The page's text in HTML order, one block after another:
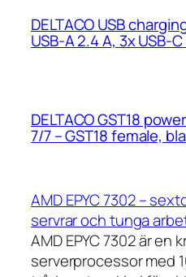
DELTACO USB
USB-A 2.4 A, 3x USB-
DELTACO GST18
7/7 – GST18 female,
AMD EPYC 7302 –
servrar och tunga
AMD EPYC 7302 är en
serverprocessor med